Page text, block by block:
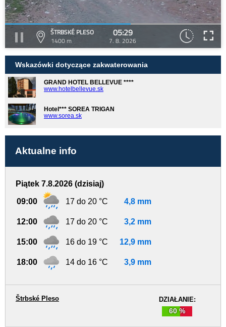
ŠTRBSKÉ PLESO
1400 m
05:29
7. 8. 2026
Wskazówki dotyczące zakwaterowania
GRAND HOTEL BELLEVUE ****
www.hotelbellevue.sk
Hotel*** SOREA TRIGAN
www.sorea.sk
Aktualne info
Piątek 7.8.2026 (dzisiaj)
09:00 17 do 20 °C 4,8 mm
12:00 17 do 20 °C 3,2 mm
15:00 16 do 19 °C 12,9 mm
18:00 14 do 16 °C 3,9 mm
DZIAŁANIE:
60 %
Štrbské Pleso